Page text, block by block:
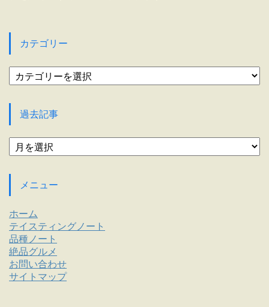
カテゴリー
テ
過去記事
過
去
メニュー
ホーム
テイスティングノート
品種ノート
絶品グルメ
お問い合わせ
サイトマップ